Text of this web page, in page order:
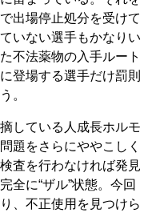
出場停止処分を受けて
いない選手もかなりい
不法薬物の入手ルート
登場する選手だけ罰則
。
している人成長ホルモ
題をさらにややこしく
査を行わなければ発見
全に“ザル”状態。今回
、不正使用を見つけら